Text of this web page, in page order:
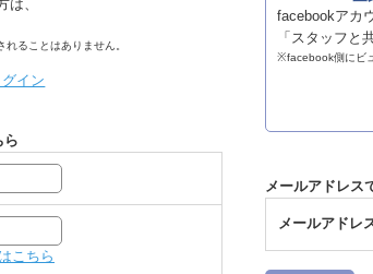
、
ることはありません。
ら
こちら
facebookアカ
「スタッフと
※facebook側にビ
メールアドレス
メールアドレ